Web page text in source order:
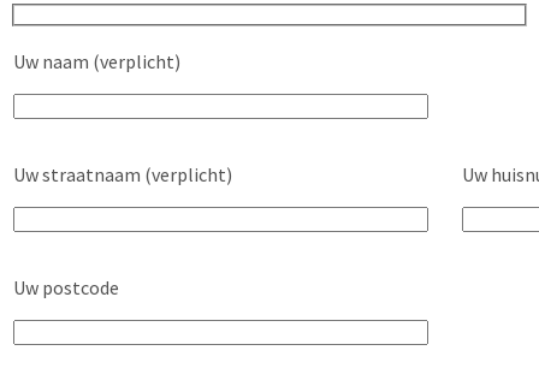
Uw naam (verplicht)
Uw straatnaam (verplicht) Uw
Uw postcode